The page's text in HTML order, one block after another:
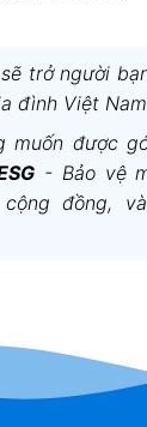
trở người
đình Việt
muốn được
- Bảo vệ
đồng,